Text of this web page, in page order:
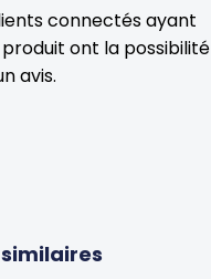
connectés ayant
ont la possibilité
avis.